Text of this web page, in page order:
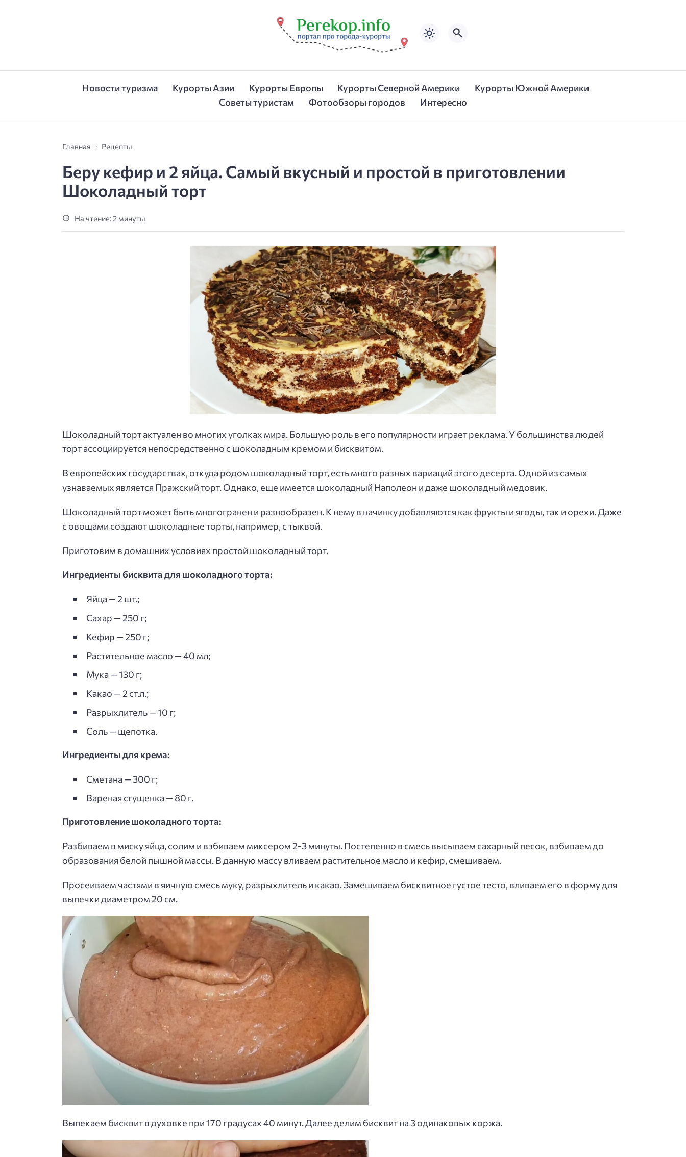
Новости туризма Курорты Азии Курорты Европы Курорты Северной Америки
Курорты Южной Америки
Советы туристам
Фотообзоры городов Интересно
Главная Рецепты
Беру кефир и 2 яйца. Самый вкусный и простой в приготовлении
Шоколадный торт
На чтение: 2 минуты
Шоколадный торт актуален во многих уголках мира. Большую роль в его популярности играет реклама. У большинства людей
торт ассоциируется непосредственно с шоколадным кремом и бисквитом.
В европейских государствах, откуда родом шоколадный торт, есть много разных вариаций этого десерта. Одной из самых
узнаваемых является Пражский торт. Однако, еще имеется шоколадный Наполеон и даже шоколадный медовик.
Шоколадный торт может быть многогранен и разнообразен. К нему в начинку добавляются как фрукты и ягоды, так и орехи. Даже
с овощами создают шоколадные торты, например, с тыквой.
Приготовим в домашних условиях простой шоколадный торт.
Ингредиенты бисквита для шоколадного торта:
Яйца — 2 шт.;
Сахар — 250 г;
Кефир — 250 г;
Растительное масло — 40 мл;
Мука — 130 г;
Какао — 2 ст.л.;
Разрыхлитель — 10 г;
Соль — щепотка.
Ингредиенты для крема:
Сметана — 300 г;
Вареная сгущенка — 80 г.
Приготовление шоколадного торта:
Разбиваем в миску яйца, солим и взбиваем миксером 2-3 минуты. Постепенно в смесь высыпаем сахарный песок, взбиваем до
образования белой пышной массы. В данную массу вливаем растительное масло и кефир, смешиваем.
Просеиваем частями в яичную смесь муку, разрыхлитель и какао. Замешиваем бисквитное густое тесто, вливаем его в форму для
выпечки диаметром 20 см.
Выпекаем бисквит в духовке при 170 градусах 40 минут. Далее делим бисквит на 3 одинаковых коржа.